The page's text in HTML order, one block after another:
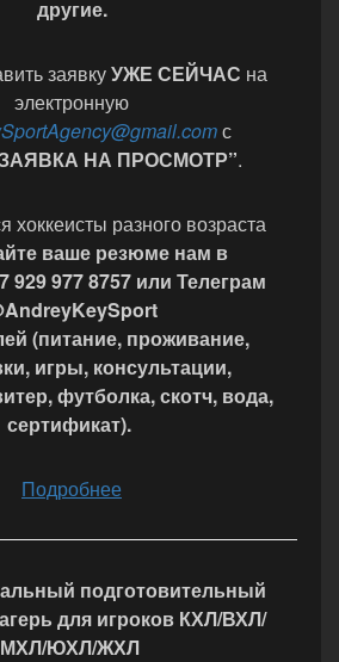
другие.
заявкуУЖЕ СЕЙЧАС на
электронную
с
НА ПРОСМОТР”.
хоккеисты разного возраста
ваше резюме нам в
929 977 8757 или Телеграм
(питание, проживание,
игры, консультации,
футболка, скотч, вода,
сертификат).
Подробнее
подготовительный
для игроков КХЛ/ВХЛ/
МХЛ/ЮХЛ/ЖХЛ